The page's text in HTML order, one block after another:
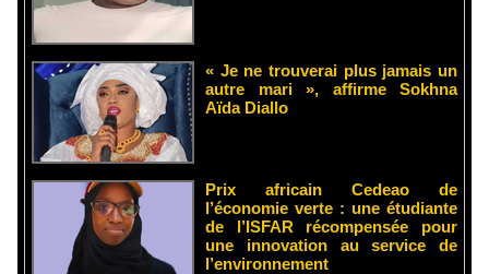
« Je ne trouverai plus jamais un
autre mari », affirme Sokhna
Aïda Diallo
Prix africain Cedeao de
l’économie verte : une étudiante
de l’ISFAR récompensée pour
une innovation au service de
l’environnement